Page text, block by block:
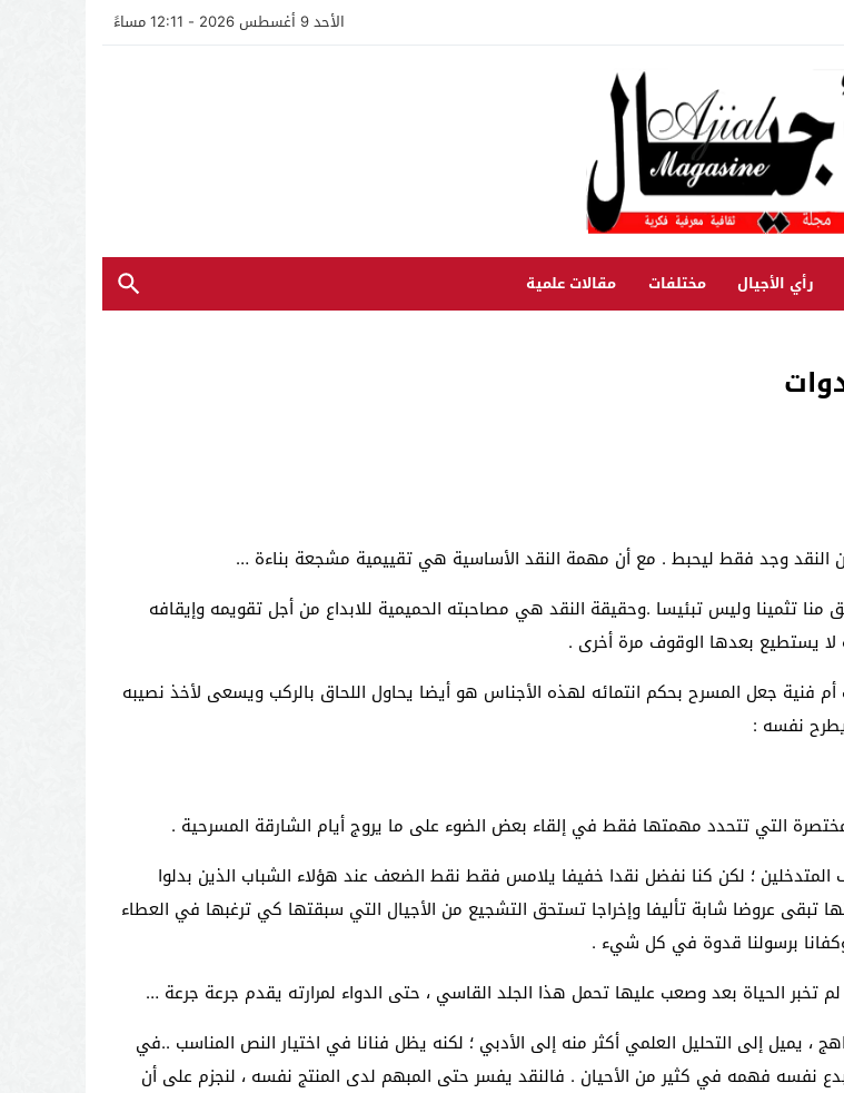
الأحد 9 أغسطس 2026 - 12:11 مساءً
رأي الأجيال مختلفات مقالات علمية
النقد وجد فقط ليحبط . مع أن مهمة النقد الأساسية هي تقييمية مشجعة بناءة …
تثمينا وليس تبئيسا .وحقيقة النقد هي مصاحبته الحميمية للابداع من أجل تقويمه وإيقافه
لا يستطيع بعدها الوقوف مرة أخرى .
أم فنية جعل المسرح بحكم انتمائه لهذه الأجناس هو أيضا يحاول اللحاق بالركب ويسعى لأخذ نصيبه
نفسه :
التي تتحدد مهمتها فقط في إلقاء بعض الضوء على ما يروج أيام الشارقة المسرحية .
المتدخلين ؛ لكن كنا نفضل نقدا خفيفا يلامس فقط نقط الضعف عند هؤلاء الشباب الذين بدلوا
عروضا شابة تأليفا وإخراجا تستحق التشجيع من الأجيال التي سبقتها كي ترغبها في العطاء
وكفانا برسولنا قدوة في كل شيء .
تخبر الحياة بعد وصعب عليها تحمل هذا الجلد القاسي ، حتى الدواء لمرارته يقدم جرعة جرعة …
، يميل إلى التحليل العلمي أكثر منه إلى الأدبي ؛ لكنه يظل فنانا في اختيار النص المناسب ..في
نفسه فهمه في كثير من الأحيان . فالنقد يفسر حتى المبهم لدى المنتج نفسه ، لنجزم على أن